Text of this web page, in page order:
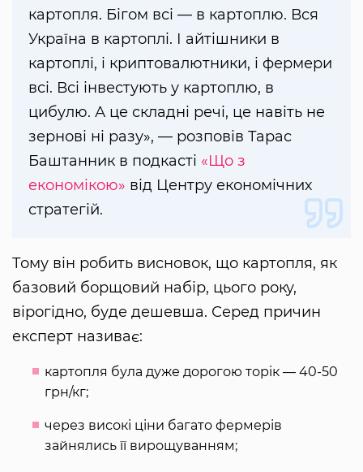
картопля. Бігом всі — в картоплю. Вся
Україна в картоплі. І айтішники в
картоплі, і криптовалютники, і фермери
всі. Всі інвестують у картоплю, в
цибулю. А це складні речі, це навіть не
зернові ні разу», — розповів Тарас
Баштанник в подкасті «Що з
економікою» від Центру економічних
стратегій.
Тому він робить висновок, що картопля, як
базовий борщовий набір, цього року,
вірогідно, буде дешевша. Серед причин
експерт називає:
картопля була дуже дорогою торік — 40-50
грн/кг;
через високі ціни багато фермерів
зайнялись її вирощуванням;